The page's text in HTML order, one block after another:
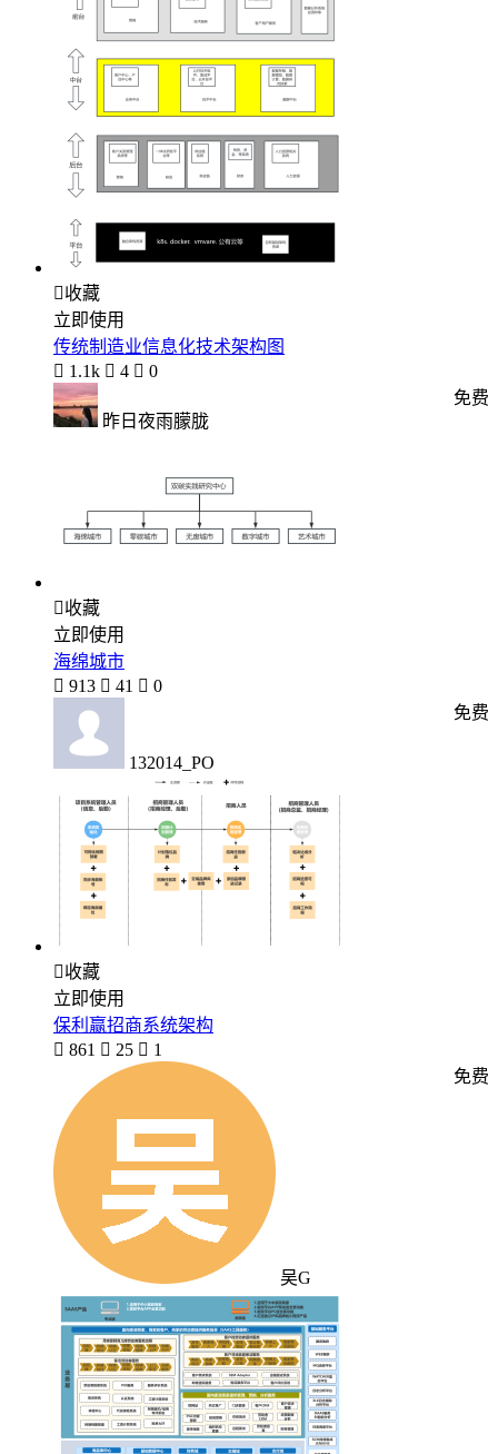
收藏
立即使用
传统制造业信息化技术架构图
 1.1k  4  0
昨日夜雨朦胧
免费
收藏
立即使用
海绵城市
 913  41  0
132014_PO
免费
收藏
立即使用
保利赢招商系统架构
 861  25  1
吴G
免费